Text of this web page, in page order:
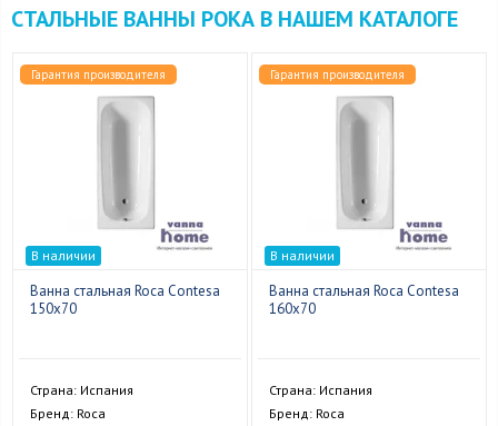
СТАЛЬНЫЕ ВАННЫ РОКА В НАШЕМ КАТАЛОГЕ
Гарантия производителя
В наличии
Ванна стальная Roca Contesa
150х70
Страна: Испания
Бренд: Roca
Гарантия производителя
В наличии
Ванна стальная Roca Contesa
160х70
Страна: Испания
Бренд: Roca